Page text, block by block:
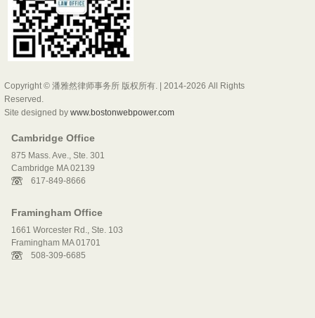
Copyright © 潘雅然律师事务所 版权所有. | 2014-2026 All Rights
Reserved.
Site designed by www.bostonwebpower.com
Cambridge Office
875 Mass. Ave., Ste. 301
Cambridge MA 02139
617-849-8666
Framingham Office
1661 Worcester Rd., Ste. 103
Framingham MA 01701
508-309-6685